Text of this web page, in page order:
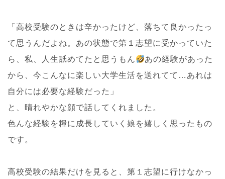
「高校受験のときは辛かったけど、落ちて良かったっ
て思うんだよね。あの状態で第１志望に受かっていた
ら、私、人生舐めてたと思うもん
あの経験があった
から、今こんなに楽しい大学生活を送れてて…あれは
自分には必要な経験だった」
と、晴れやかな顔で話してくれました。
色んな経験を糧に成長していく娘を嬉しく思ったもの
です。
高校受験の結果だけを見ると、第１志望に行けなかっ